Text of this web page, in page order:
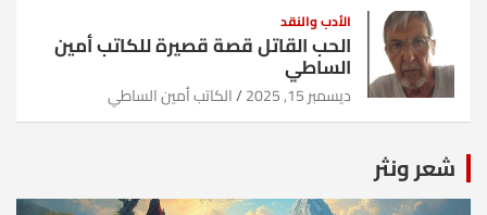
الأدب والنقد
الحب القاتل قصة قصيرة للكاتب أمين
الساطي
ديسمبر 15, 2025 الكاتب أمين الساطي
شعر ونثر